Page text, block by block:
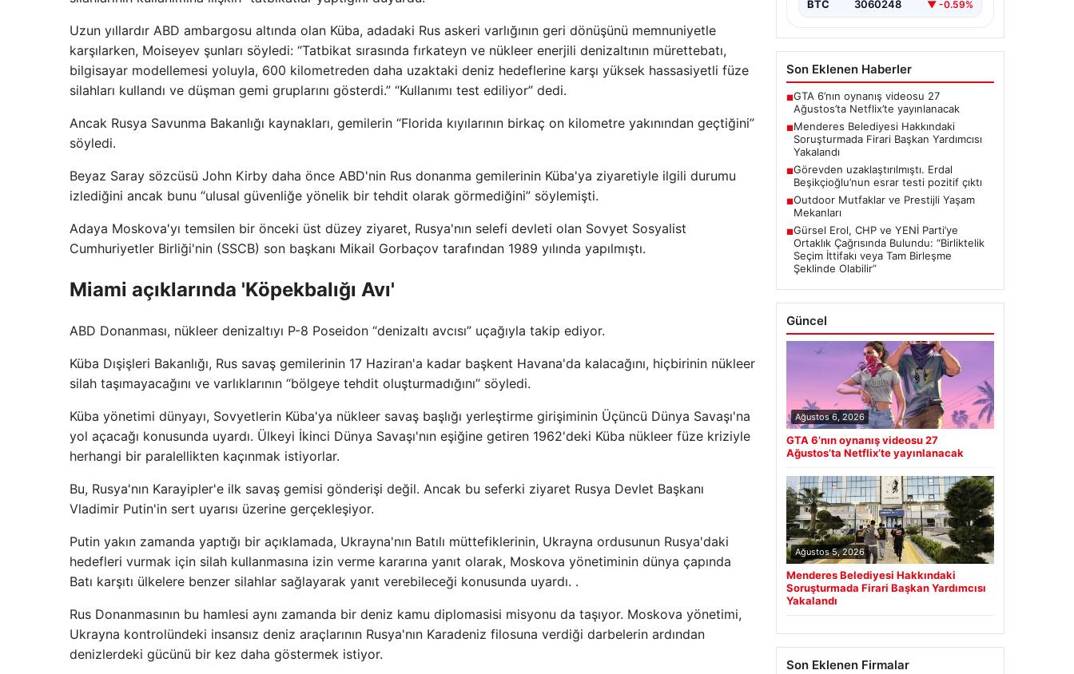
Uzun yıllardır ABD ambargosu altında olan Küba, adadaki Rus askeri varlığının geri dönüşünü memnuniyetle
karşılarken, Moiseyev şunları söyledi: “Tatbikat sırasında fırkateyn ve nükleer enerjili denizaltının mürettebatı,
bilgisayar modellemesi yoluyla, 600 kilometreden daha uzaktaki deniz hedeflerine karşı yüksek hassasiyetli füze
silahları kullandı ve düşman gemi gruplarını gösterdi.” “Kullanımı test ediliyor” dedi.
Ancak Rusya Savunma Bakanlığı kaynakları, gemilerin “Florida kıyılarının birkaç on kilometre yakınından geçtiğini”
söyledi.
Beyaz Saray sözcüsü John Kirby daha önce ABD'nin Rus donanma gemilerinin Küba'ya ziyaretiyle ilgili durumu
izlediğini ancak bunu “ulusal güvenliğe yönelik bir tehdit olarak görmediğini” söylemişti.
Adaya Moskova'yı temsilen bir önceki üst düzey ziyaret, Rusya'nın selefi devleti olan Sovyet Sosyalist
Cumhuriyetler Birliği'nin (SSCB) son başkanı Mikail Gorbaçov tarafından 1989 yılında yapılmıştı.
Miami açıklarında 'Köpekbalığı Avı'
ABD Donanması, nükleer denizaltıyı P-8 Poseidon “denizaltı avcısı” uçağıyla takip ediyor.
Küba Dışişleri Bakanlığı, Rus savaş gemilerinin 17 Haziran'a kadar başkent Havana'da kalacağını, hiçbirinin nükleer
silah taşımayacağını ve varlıklarının “bölgeye tehdit oluşturmadığını” söyledi.
Küba yönetimi dünyayı, Sovyetlerin Küba'ya nükleer savaş başlığı yerleştirme girişiminin Üçüncü Dünya Savaşı'na
yol açacağı konusunda uyardı. Ülkeyi İkinci Dünya Savaşı'nın eşiğine getiren 1962'deki Küba nükleer füze kriziyle
herhangi bir paralellikten kaçınmak istiyorlar.
Bu, Rusya'nın Karayipler'e ilk savaş gemisi gönderişi değil. Ancak bu seferki ziyaret Rusya Devlet Başkanı
Vladimir Putin'in sert uyarısı üzerine gerçekleşiyor.
Putin yakın zamanda yaptığı bir açıklamada, Ukrayna'nın Batılı müttefiklerinin, Ukrayna ordusunun Rusya'daki
hedefleri vurmak için silah kullanmasına izin verme kararına yanıt olarak, Moskova yönetiminin dünya çapında
Batı karşıtı ülkelere benzer silahlar sağlayarak yanıt verebileceği konusunda uyardı. .
Rus Donanmasının bu hamlesi aynı zamanda bir deniz kamu diplomasisi misyonu da taşıyor. Moskova yönetimi,
Ukrayna kontrolündeki insansız deniz araçlarının Rusya'nın Karadeniz filosuna verdiği darbelerin ardından
denizlerdeki gücünü bir kez daha göstermek istiyor.
BTC 3060248 ▼ -0.59%
Son Eklenen Haberler
■GTA 6’nın oynanış videosu 27
Ağustos’ta Netflix’te yayınlanacak
■Menderes Belediyesi Hakkındaki
Soruşturmada Firari Başkan Yardımcısı
Yakalandı
■Görevden uzaklaştırılmıştı. Erdal
Beşikçioğlu’nun esrar testi pozitif çıktı
■Outdoor Mutfaklar ve Prestijli Yaşam
Mekanları
■Gürsel Erol, CHP ve YENİ Parti’ye
Ortaklık Çağrısında Bulundu: “Birliktelik
Seçim İttifakı veya Tam Birleşme
Şeklinde Olabilir”
Güncel
Ağustos 6, 2026
GTA 6’nın oynanış videosu 27
Ağustos’ta Netflix’te yayınlanacak
Ağustos 5, 2026
Menderes Belediyesi Hakkındaki
Soruşturmada Firari Başkan Yardımcısı
Yakalandı
Son Eklenen Firmalar